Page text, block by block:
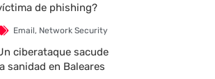
de phishing?
Email, Network Security
ciberataque sacude
sanidad en Baleares